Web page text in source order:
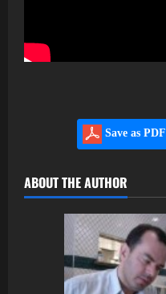
Save as PDF
ABOUT THE AUTHOR